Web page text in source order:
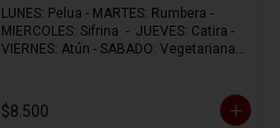
LUNES: Pelua - MARTES: Rumbera -
MIERCOLES: Sifrina  -  JUEVES: Catira -
VIERNES: Atún - SABADO: Vegetariana -
$8.500